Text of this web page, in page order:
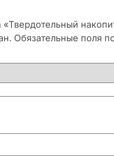
Обязательные поля